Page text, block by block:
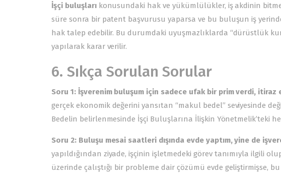
İşçi buluşlarıkonusundaki hak ve yükümlülükler, iş akdinin
süre sonra bir patent başvurusu yaparsa ve bu buluşun iş
hak talep edebilir. Bu durumdaki uyuşmazlıklarda “dürüstlük
yapılarak karar verilir.
6. Sıkça Sorulan Sorular
Soru 1: İşverenim buluşum için sadece ufak bir prim verdi, itiraz
gerçek ekonomik değerini yansıtan “makul bedel” seviyesinde
Bedelin belirlenmesinde İşçi Buluşlarına İlişkin Yönetmelik’teki
Soru 2: Buluşu mesai saatleri dışında evde yaptım, yine de
yapıldığından ziyade, işçinin işletmedeki görev tanımıyla ilgili
üzerinde çalıştığı bir probleme dair çözümü evde geliştirmişse,